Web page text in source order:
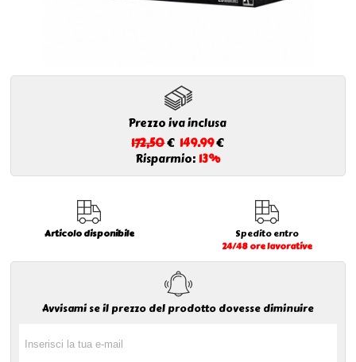
Prezzo iva inclusa
172,50€ 149.99€
Risparmio: 13%
Articolo disponibile
Spedito entro
24/48 ore lavorative
Avvisami se il prezzo del prodotto dovesse diminuire